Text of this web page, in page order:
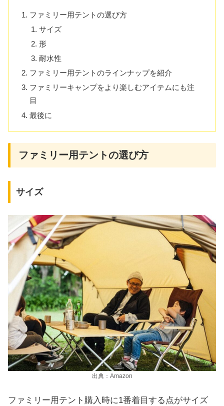
ファミリー用テントの選び方
サイズ
形
耐水性
ファミリー用テントのラインナップを紹介
ファミリーキャンプをより楽しむアイテムにも注
目
最後に
ファミリー用テントの選び方
サイズ
出典：Amazon
ファミリー用テント購入時に1番着目する点がサイズ